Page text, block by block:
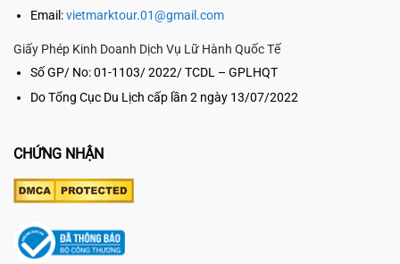
Email:vietmarktour.01@gmail.com
Giấy Phép Kinh Doanh Dịch Vụ Lữ Hành Quốc Tế
Số GP/ No: 01-1103/ 2022/ TCDL – GPLHQT
Do Tổng Cục Du Lịch cấp lần 2 ngày 13/07/2022
CHỨNG NHẬN